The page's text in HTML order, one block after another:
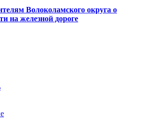
Волоколамского округа о
на железной дороге